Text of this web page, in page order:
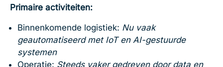
Primaire activiteiten:
Binnenkomende logistiek: Nu vaak
geautomatiseerd met IoT en AI-gestuurde
systemen
Operatie: Steeds vaker gedreven door data en